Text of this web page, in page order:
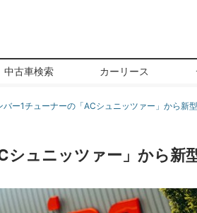
中古車検索 カーリース
バー1チューナーの「ACシュニッツァー」から新
ュニッツァー」から新